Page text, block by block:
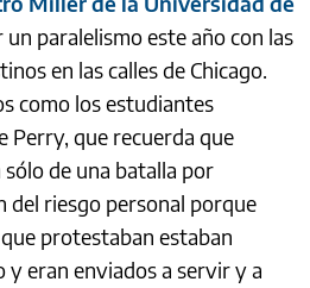
un paralelismo este año con las
en las calles de Chicago.
como los estudiantes
Perry, que recuerda que
de una batalla por
del riesgo personal porque
protestaban estaban
eran enviados a servir y a